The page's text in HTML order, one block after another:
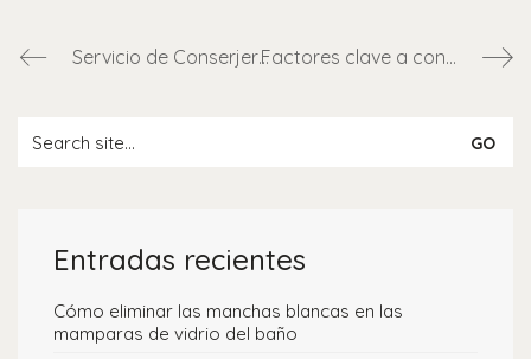
Servicio de Conserjería para Edificios Comerciales o Residenciales en Panamá Factores clave a considerar para los servicios de limpieza bancaria en Panamá
Entradas recientes
Cómo eliminar las manchas blancas en las
mamparas de vidrio del baño